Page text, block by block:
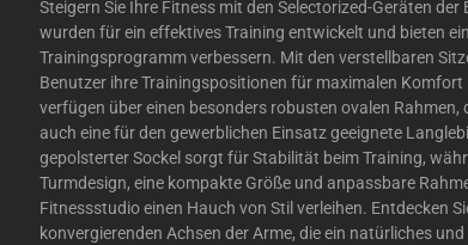
Steigern Sie Ihre Fitness mit den Selectorized-Geräten der
wurden für ein effektives Training entwickelt und bieten
Trainingsprogramm verbessern. Mit den verstellbaren
Benutzer ihre Trainingspositionen für maximalen
verfügen über einen besonders robusten ovalen Rahmen,
auch eine für den gewerblichen Einsatz geeignete
gepolsterter Sockel sorgt für Stabilität beim Training,
Turmdesign, eine kompakte Größe und anpassbare
Fitnessstudio einen Hauch von Stil verleihen. Entdecken
konvergierenden Achsen der Arme, die ein natürliches